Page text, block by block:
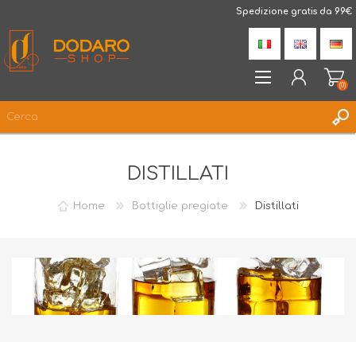
Spedizione gratis da 99€
(0)
DISTILLATI
Home Bottiglie pregiate Distillati